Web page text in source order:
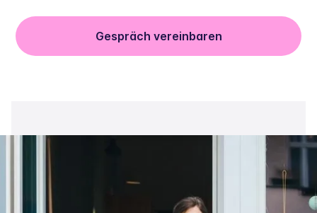
Gespräch vereinbaren